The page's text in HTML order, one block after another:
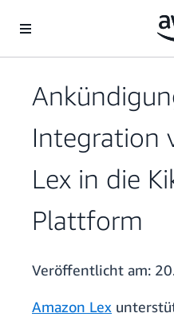
Überspringen zum Hauptinhalt
Integration
Lex in die
Plattform
Veröffentlicht am:
Amazon Lex